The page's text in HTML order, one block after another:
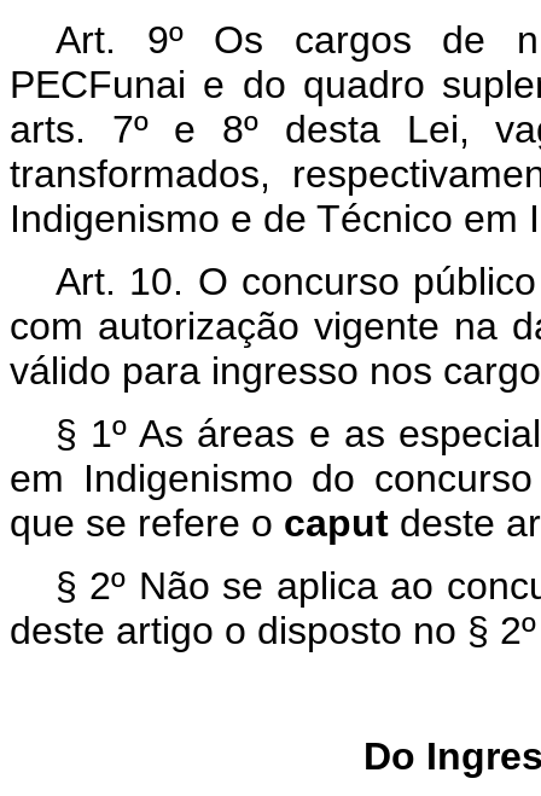
Art. 9º Os cargos de
PECFunai e do quadro
arts. 7º e 8º desta Lei,
transformados,
Indigenismo e de Técnico em
Art. 10. O concurso
com autorização vigente na
válido para ingresso nos
§ 1º As áreas e as
em Indigenismo do
que se refere o caput deste
§ 2º Não se aplica ao
deste artigo o disposto no §
Do